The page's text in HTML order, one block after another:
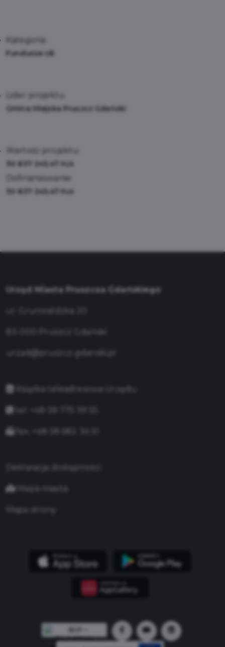
Kategoria:
Fundusze UE
Lider projektu
Gmina Miejska Pruszcz Gdański
Wartość projektu:
30 837 245,47
Dofinansowanie:
30 837 245,47
Urząd Miasta Pruszcza Gdańskiego
urzad@pruszcz-gdanski.pl
Książka teleadresowa Urzędu
Deklaracja dostępności
Mapa miasta
Mapa strony